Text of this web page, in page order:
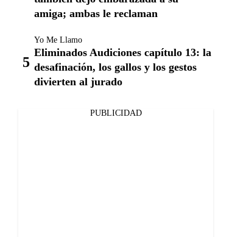
amiga; ambas le reclaman
Yo Me Llamo
Eliminados Audiciones capítulo 13: la
desafinación, los gallos y los gestos
divierten al jurado
PUBLICIDAD